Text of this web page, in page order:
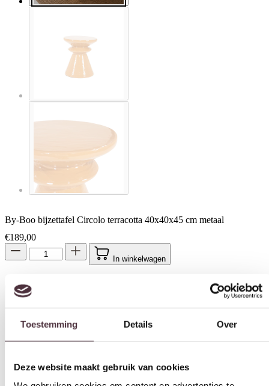
Toestemming Over
personaliseren, om functies voor social media te bieden en
om ons websiteverkeer te analyseren. Ook delen we
By-Boo bijzettafel Circolo terracotta 40x40x45 cm metaal
€189,00
In winkelwagen
Specificaties